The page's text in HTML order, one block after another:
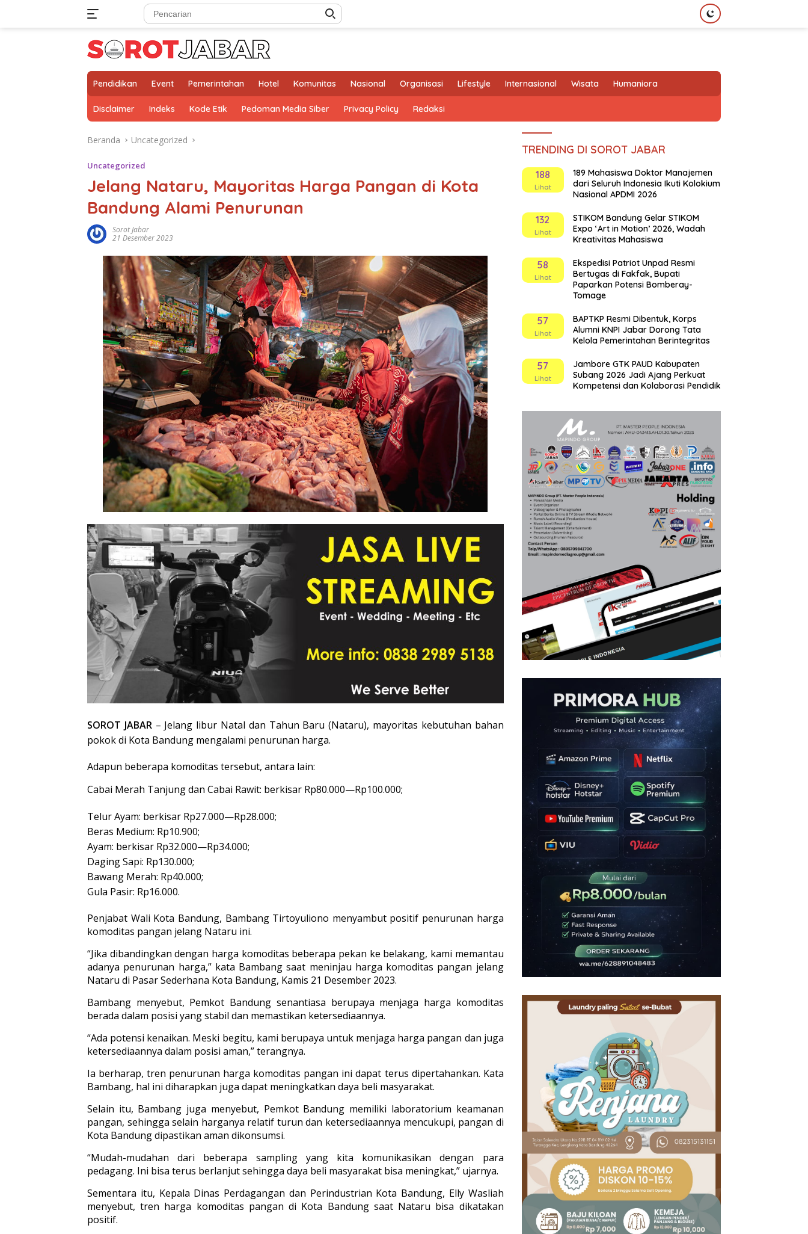
Pendidikan Event Pemerintahan Hotel Komunitas Nasional Organisasi Lifestyle Internasional Wisata Humaniora
Disclaimer Indeks Kode Etik Pedoman Media Siber Privacy Policy Redaksi
Beranda Uncategorized
Uncategorized
Jelang Nataru, Mayoritas Harga Pangan di Kota
Bandung Alami Penurunan
Sorot Jabar
21 Desember 2023
SOROT JABAR– Jelang libur Natal dan Tahun Baru (Nataru), mayoritas kebutuhan bahan
pokok di Kota Bandung mengalami penurunan harga.
Adapun beberapa komoditas tersebut, antara lain:
Cabai Merah Tanjung dan Cabai Rawit: berkisar Rp80.000—Rp100.000;
Telur Ayam: berkisar Rp27.000—Rp28.000;
Beras Medium: Rp10.900;
Ayam: berkisar Rp32.000—Rp34.000;
Daging Sapi: Rp130.000;
Bawang Merah: Rp40.000;
Gula Pasir: Rp16.000.
Penjabat Wali Kota Bandung, Bambang Tirtoyuliono menyambut positif penurunan harga
komoditas pangan jelang Nataru ini.
“Jika dibandingkan dengan harga komoditas beberapa pekan ke belakang, kami memantau
adanya penurunan harga,” kata Bambang saat meninjau harga komoditas pangan jelang
Nataru di Pasar Sederhana Kota Bandung, Kamis 21 Desember 2023.
Bambang menyebut, Pemkot Bandung senantiasa berupaya menjaga harga komoditas
berada dalam posisi yang stabil dan memastikan ketersediaannya.
“Ada potensi kenaikan. Meski begitu, kami berupaya untuk menjaga harga pangan dan juga
ketersediaannya dalam posisi aman,” terangnya.
Ia berharap, tren penurunan harga komoditas pangan ini dapat terus dipertahankan. Kata
Bambang, hal ini diharapkan juga dapat meningkatkan daya beli masyarakat.
Selain itu, Bambang juga menyebut, Pemkot Bandung memiliki laboratorium keamanan
pangan, sehingga selain harganya relatif turun dan ketersediaannya mencukupi, pangan di
Kota Bandung dipastikan aman dikonsumsi.
“Mudah-mudahan dari beberapa sampling yang kita komunikasikan dengan para
pedagang. Ini bisa terus berlanjut sehingga daya beli masyarakat bisa meningkat,” ujarnya.
Sementara itu, Kepala Dinas Perdagangan dan Perindustrian Kota Bandung, Elly Wasliah
menyebut, tren harga komoditas pangan di Kota Bandung saat Nataru bisa dikatakan
positif.
TRENDING DI SOROT JABAR
188
Lihat
189 Mahasiswa Doktor Manajemen
dari Seluruh Indonesia Ikuti Kolokium
Nasional APDMI 2026
132
Lihat
STIKOM Bandung Gelar STIKOM
Expo ‘Art in Motion’ 2026, Wadah
Kreativitas Mahasiswa
58
Lihat
Ekspedisi Patriot Unpad Resmi
Bertugas di Fakfak, Bupati
Paparkan Potensi Bomberay-
Tomage
57
Lihat
BAPTKP Resmi Dibentuk, Korps
Alumni KNPI Jabar Dorong Tata
Kelola Pemerintahan Berintegritas
57
Lihat
Jambore GTK PAUD Kabupaten
Subang 2026 Jadi Ajang Perkuat
Kompetensi dan Kolaborasi Pendidik